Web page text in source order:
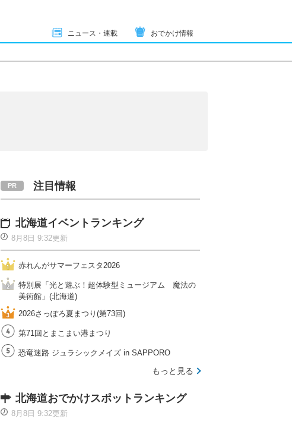
ニュース・連載 おでかけ情報
注目情報
北海道イベントランキング
8月8日 9:32更新
赤れんがサマーフェスタ2026
特別展「光と遊ぶ！超体験型ミュージアム 魔法の
美術館」(北海道)
2026さっぽろ夏まつり(第73回)
第71回とまこまい港まつり
恐竜迷路 ジュラシックメイズ in SAPPORO
もっと見る
北海道おでかけスポットランキング
8月8日 9:32更新